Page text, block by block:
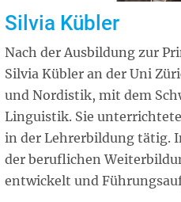
Silvia Kübler
Nach der Ausbildung zur
Silvia Kübler an der Uni
und Nordistik, mit dem
Linguistik. Sie
in der Lehrerbildung tätig.
der beruflichen
entwickelt und